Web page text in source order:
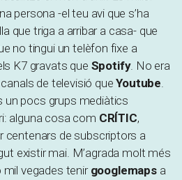
persona -el teu avi que s’ha
que triga a arribar a casa- que
no tingui un telèfon fixe a
K7 gravats que Spotify. No era
de televisió queYoutube.
un pocs grups mediàtics
alguna cosa com CRÍTIC,
centenars de subscriptors a
existir mai. M’agrada molt més
mil vegades tenir googlemapsa